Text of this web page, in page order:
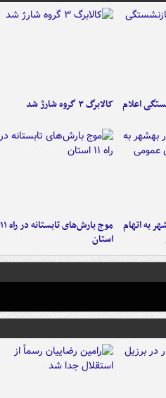
اعلام کالابرگ ۳ گروه شارژ شد
بهشهر به اتهام
موج بارش‌های تابستانه در راه ۱۱
استان